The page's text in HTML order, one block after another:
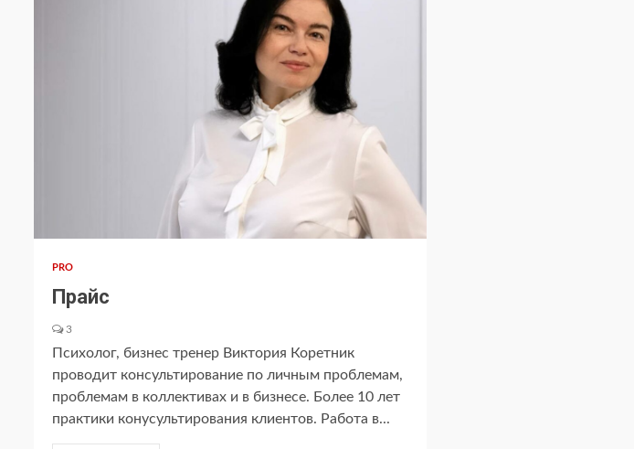
PRO
Прайс
3
Психолог, бизнес тренер Виктория Коретник
проводит консультирование по личным проблемам,
проблемам в коллективах и в бизнесе. Более 10 лет
практики конусультирования клиентов. Работа в...